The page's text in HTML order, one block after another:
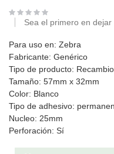
Sea el primero en
Para uso en: Zebra
Fabricante: Genérico
Tipo de producto:
Tamaño: 57mm x 32mm
Color: Blanco
Tipo de adhesivo:
Nucleo: 25mm
Perforación: Sí